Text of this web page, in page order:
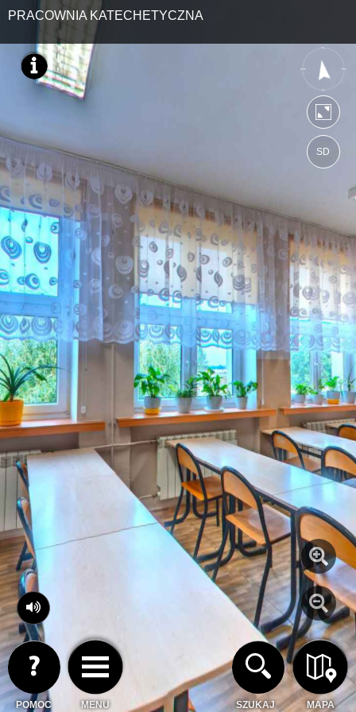
https://ebratne.wkraj.pl
Mapa serwisu
PRACOWNIA KATECHETYCZNA
MENU MAPA
POMOC
SD
SZUKAJ